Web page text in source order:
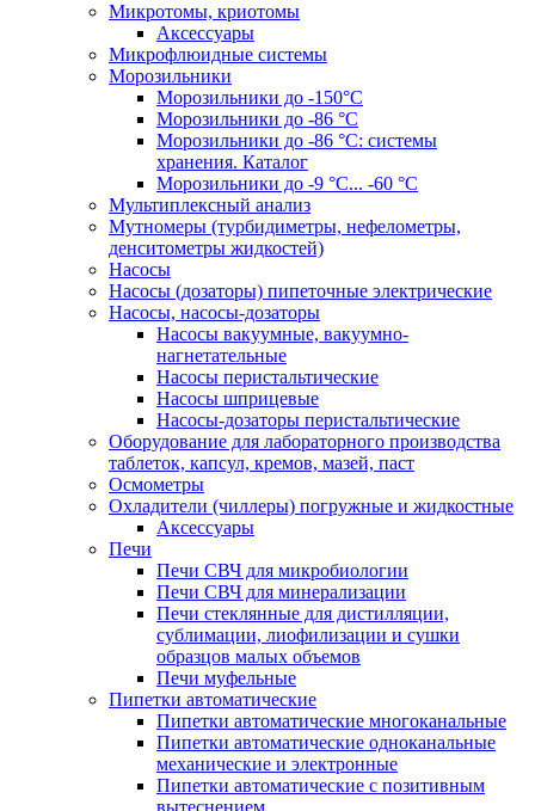
Микротомы, криотомы
Аксессуары
Микрофлюидные системы
Морозильники
Морозильники до -150°С
Морозильники до -86 °C
Морозильники до -86 °C: системы
хранения. Каталог
Морозильники до -9 °C... -60 °C
Мультиплексный анализ
Мутномеры (турбидиметры, нефелометры,
денситометры жидкостей)
Насосы
Насосы (дозаторы) пипеточные электрические
Насосы, насосы-дозаторы
Насосы вакуумные, вакуумно-
нагнетательные
Насосы перистальтические
Насосы шприцевые
Насосы-дозаторы перистальтические
Оборудование для лабораторного производства
таблеток, капсул, кремов, мазей, паст
Осмометры
Охладители (чиллеры) погружные и жидкостные
Аксессуары
Печи
Печи СВЧ для микробиологии
Печи СВЧ для минерализации
Печи стеклянные для дистилляции,
сублимации, лиофилизации и сушки
образцов малых объемов
Печи муфельные
Пипетки автоматические
Пипетки автоматические многоканальные
Пипетки автоматические одноканальные
механические и электронные
Пипетки автоматические с позитивным
вытеснением